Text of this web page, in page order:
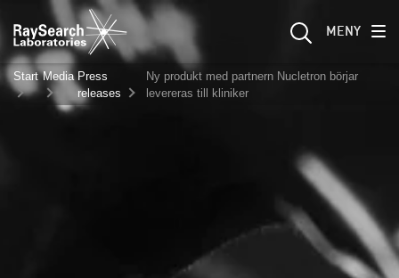
MENY
Start Media Press
releases
Ny produkt med partnern Nucletron börjar
levereras till kliniker